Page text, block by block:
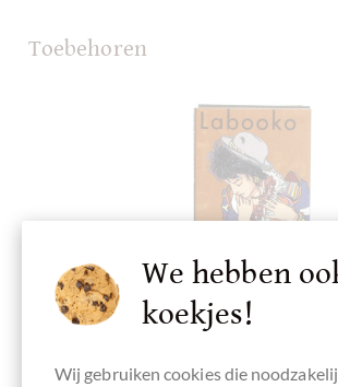
Toebehoren
We hebben
koekjes!
Wij gebruiken cookies die